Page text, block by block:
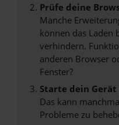
Prüfe deine
Manche
können das Laden
verhindern.
anderen Browser
Fenster?
Starte dein Gerät
Das kann
Probleme zu